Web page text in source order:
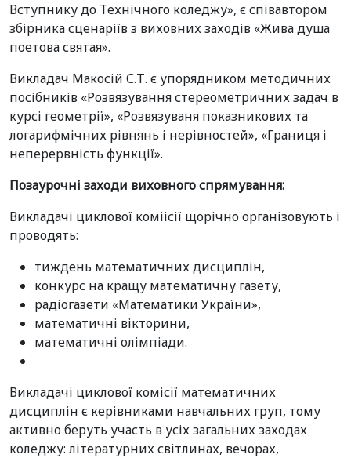
Вступнику до Технічного коледжу», є співавтором
збірника сценаріїв з виховних заходів «Жива душа
поетова святая».
Викладач Макосій С.Т. є упорядником методичних
посібників «Розвязування стереометричних задач в
курсі геометрії», «Розвязуваня показникових та
логарифмічних рівнянь і нерівностей», «Границя і
неперервність функції».
Позаурочні заходи виховного спрямування:
Викладачі циклової коміісії щорічно організовують і
проводять:
тиждень математичних дисциплін,
конкурс на кращу математичну газету,
радіогазети «Математики України»,
математичні вікторини,
математичні олімпіади.
Викладачі циклової комісії математичних
дисциплін є керівниками навчальних груп, тому
активно беруть участь в усіх загальних заходах
коледжу: літературних світлинах, вечорах,